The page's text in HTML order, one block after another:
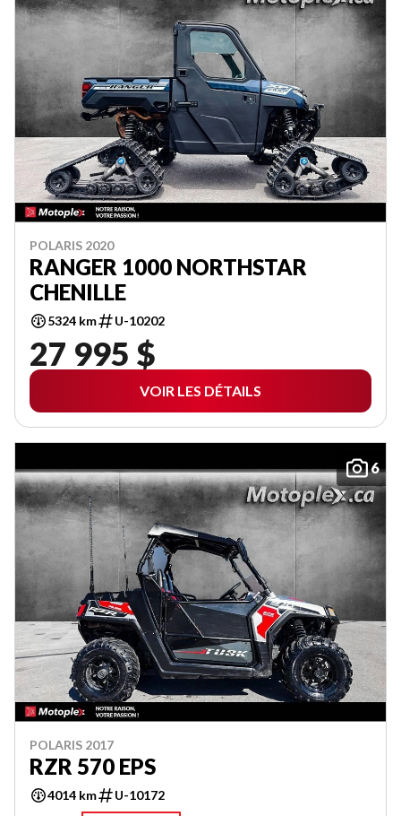
POLARIS 2020
RANGER 1000 NORTHSTAR
CHENILLE
5324 km U-10202
27 995 $
VOIR LES DÉTAILS
6
POLARIS 2017
RZR 570 EPS
4014 km
U-10172